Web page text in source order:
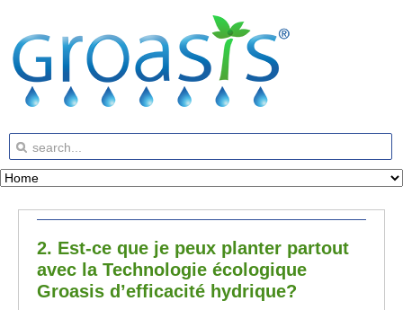
2. Est-ce que je peux planter partout
avec la Technologie écologique
Groasis d’efficacité hydrique?